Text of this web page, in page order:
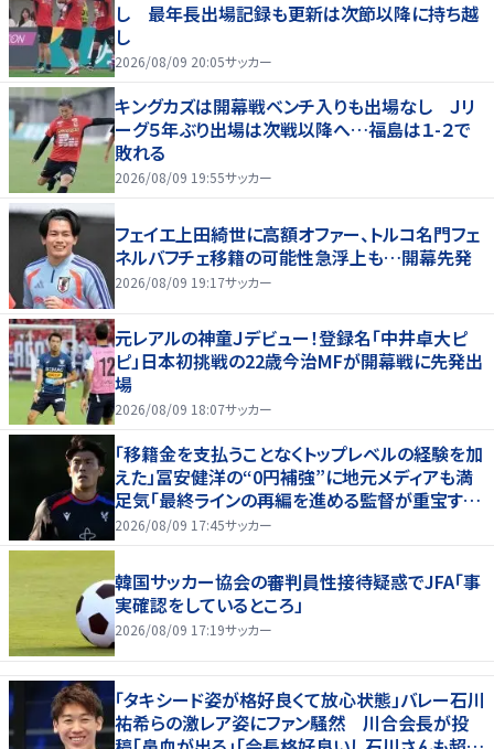
し 最年長出場記録も更新は次節以降に持ち越
し
2026/08/09 20:05サッカー
キングカズは開幕戦ベンチ入りも出場なし Ｊリ
ーグ５年ぶり出場は次戦以降へ…福島は１-２で
敗れる
2026/08/09 19:55サッカー
フェイエ上田綺世に高額オファー、トルコ名門フェ
ネルバフチェ移籍の可能性急浮上も…開幕先発
2026/08/09 19:17サッカー
元レアルの神童Ｊデビュー！登録名「中井卓大ピ
ピ」日本初挑戦の22歳今治MFが開幕戦に先発出
場
2026/08/09 18:07サッカー
「移籍金を支払うことなくトップレベルの経験を加
えた」冨安健洋の“0円補強”に地元メディアも満
足気「最終ラインの再編を進める監督が重宝する
柔軟性を備えている」
2026/08/09 17:45サッカー
韓国サッカー協会の審判員性接待疑惑でJFA「事
実確認をしているところ」
2026/08/09 17:19サッカー
「タキシード姿が格好良くて放心状態」バレー石川
祐希らの激レア姿にファン騒然 川合会長が投